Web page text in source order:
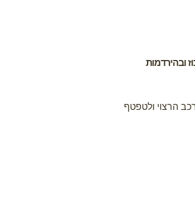
ובהירדמות
כולם נפלאים. אפשר לערבב סה"כ 6 טיפות בהרכב הרצוי ולטפטף